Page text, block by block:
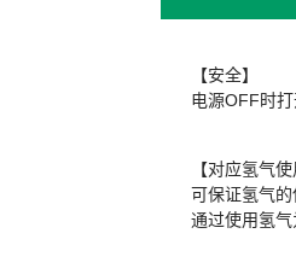
【安全】
电源OFF时打
【对应氢气
可保证氢气的
通过使用氢气